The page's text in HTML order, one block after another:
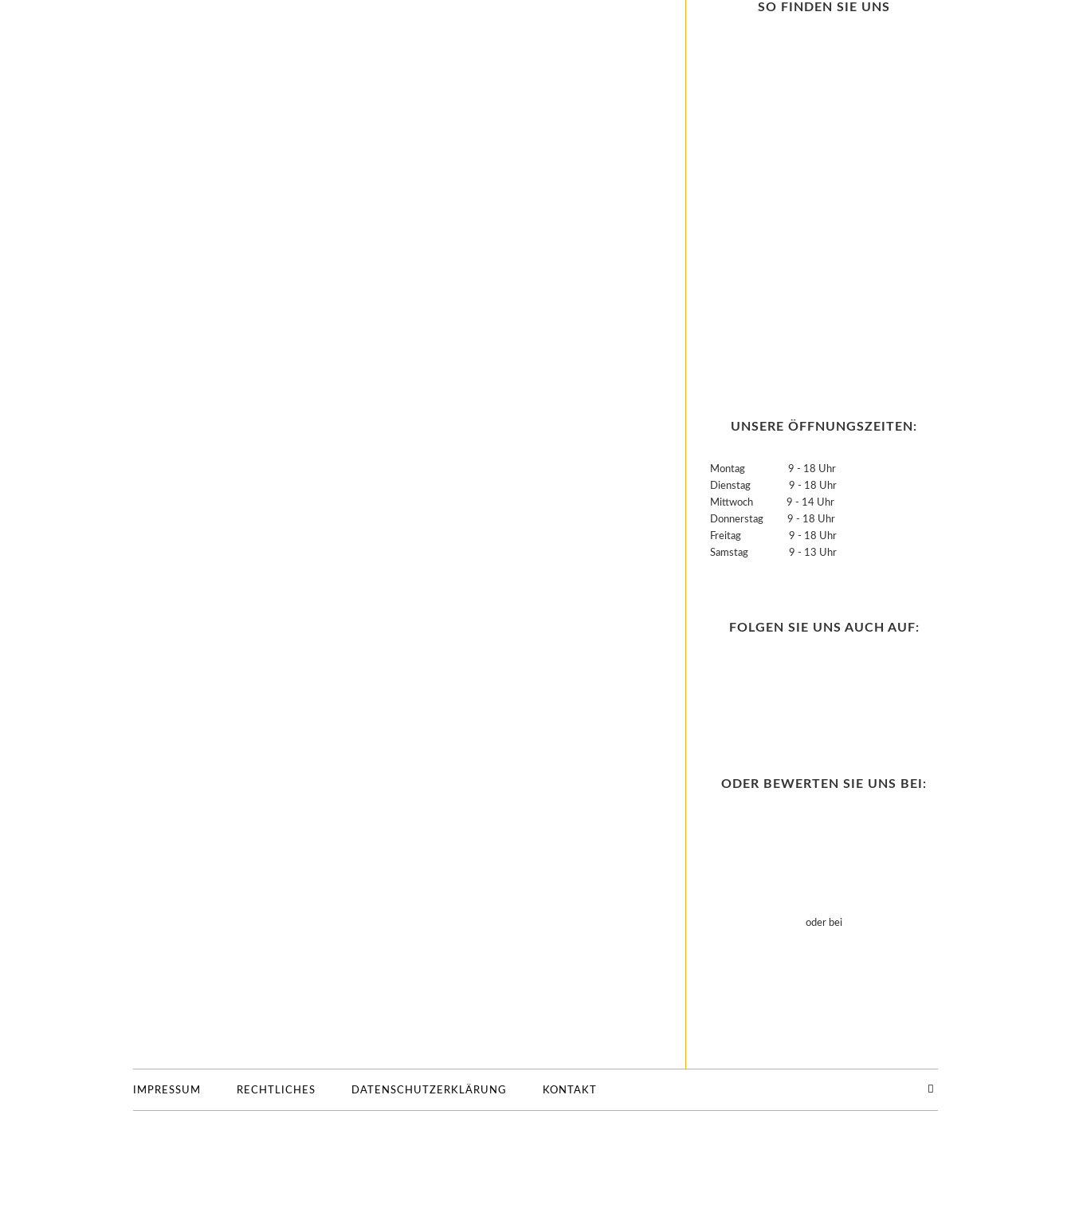
SO FINDEN SIE UNS
UNSERE ÖFFNUNGSZEITEN:
Montag 9 - 18 Uhr
Dienstag 9 - 18 Uhr
Mittwoch 9 - 14 Uhr
Donnerstag 9 - 18 Uhr
Freitag 9 - 18 Uhr
Samstag 9 - 13 Uhr
FOLGEN SIE UNS AUCH AUF:
ODER BEWERTEN SIE UNS BEI:
oder bei
IMPRESSUM RECHTLICHES DATENSCHUTZERKLÄRUNG KONTAKT